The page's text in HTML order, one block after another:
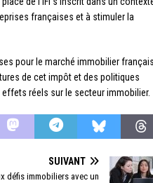
françaises et à stimuler la
pour le marché immobilier
de cet impôt et des politiques
réels sur le secteur immobilier.
SUIVANT
défis immobiliers avec un